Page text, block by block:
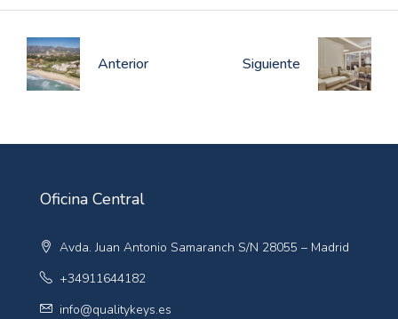
Anterior Siguiente
Oficina Central
Avda. Juan Antonio Samaranch S/N 28055 – Madrid
+34911644182
info@qualitykeys.es